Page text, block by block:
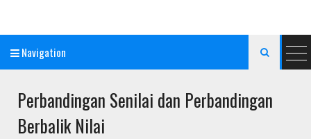
Bimbel Jakarta Timur
Navigation 
Perbandingan Senilai dan Perbandingan
Berbalik Nilai